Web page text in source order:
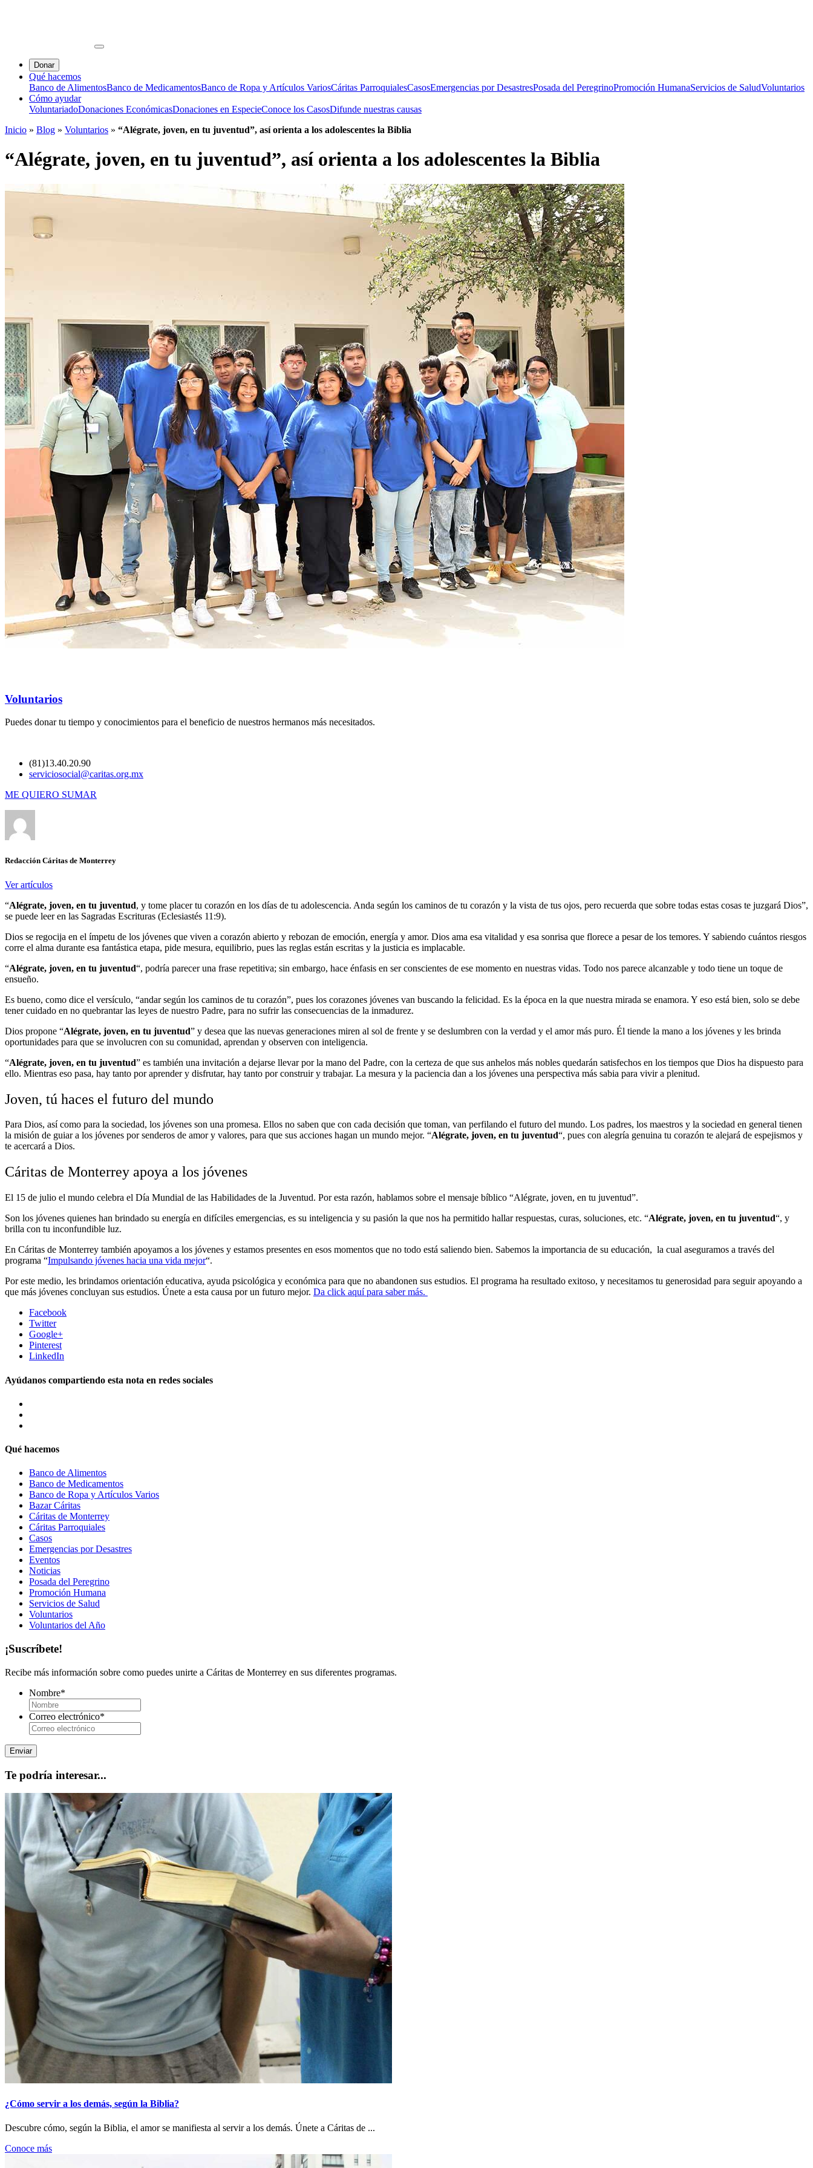
Donar
Qué hacemos
Banco de AlimentosBanco de MedicamentosBanco de Ropa y Artículos VariosCáritas ParroquialesCasosEmergencias por DesastresPosada del PeregrinoPromoción HumanaServicios de SaludVoluntarios
Cómo ayudar
VoluntariadoDonaciones EconómicasDonaciones en EspecieConoce los CasosDifunde nuestras causas
Inicio » Blog » Voluntarios » “Alégrate, joven, en tu juventud”, así orienta a los adolescentes la Biblia
“Alégrate, joven, en tu juventud”, así orienta a los adolescentes la Biblia
Voluntarios
Puedes donar tu tiempo y conocimientos para el beneficio de nuestros hermanos más necesitados.
(81)13.40.20.90
serviciosocial@caritas.org.mx
ME QUIERO SUMAR
Redacción Cáritas de Monterrey
Ver artículos
“Alégrate, joven, en tu juventud, y tome placer tu corazón en los días de tu adolescencia. Anda según los caminos de tu corazón y la vista de tus ojos, pero recuerda que sobre todas estas cosas te juzgará Dios”,
se puede leer en las Sagradas Escrituras (Eclesiastés 11:9).
Dios se regocija en el ímpetu de los jóvenes que viven a corazón abierto y rebozan de emoción, energía y amor. Dios ama esa vitalidad y esa sonrisa que florece a pesar de los temores. Y sabiendo cuántos riesgos
corre el alma durante esa fantástica etapa, pide mesura, equilibrio, pues las reglas están escritas y la justicia es implacable.
“Alégrate, joven, en tu juventud“, podría parecer una frase repetitiva; sin embargo, hace énfasis en ser conscientes de ese momento en nuestras vidas. Todo nos parece alcanzable y todo tiene un toque de
ensueño.
Es bueno, como dice el versículo, “andar según los caminos de tu corazón”, pues los corazones jóvenes van buscando la felicidad. Es la época en la que nuestra mirada se enamora. Y eso está bien, solo se debe
tener cuidado en no quebrantar las leyes de nuestro Padre, para no sufrir las consecuencias de la inmadurez.
Dios propone “Alégrate, joven, en tu juventud” y desea que las nuevas generaciones miren al sol de frente y se deslumbren con la verdad y el amor más puro. Él tiende la mano a los jóvenes y les brinda
oportunidades para que se involucren con su comunidad, aprendan y observen con inteligencia.
“Alégrate, joven, en tu juventud” es también una invitación a dejarse llevar por la mano del Padre, con la certeza de que sus anhelos más nobles quedarán satisfechos en los tiempos que Dios ha dispuesto para
ello. Mientras eso pasa, hay tanto por aprender y disfrutar, hay tanto por construir y trabajar. La mesura y la paciencia dan a los jóvenes una perspectiva más sabia para vivir a plenitud.
Joven, tú haces el futuro del mundo
Para Dios, así como para la sociedad, los jóvenes son una promesa. Ellos no saben que con cada decisión que toman, van perfilando el futuro del mundo. Los padres, los maestros y la sociedad en general tienen
la misión de guiar a los jóvenes por senderos de amor y valores, para que sus acciones hagan un mundo mejor. “Alégrate, joven, en tu juventud“, pues con alegría genuina tu corazón te alejará de espejismos y
te acercará a Dios.
Cáritas de Monterrey apoya a los jóvenes
El 15 de julio el mundo celebra el Día Mundial de las Habilidades de la Juventud. Por esta razón, hablamos sobre el mensaje bíblico “Alégrate, joven, en tu juventud”.
Son los jóvenes quienes han brindado su energía en difíciles emergencias, es su inteligencia y su pasión la que nos ha permitido hallar respuestas, curas, soluciones, etc. “Alégrate, joven, en tu juventud“, y
brilla con tu inconfundible luz.
En Cáritas de Monterrey también apoyamos a los jóvenes y estamos presentes en esos momentos que no todo está saliendo bien. Sabemos la importancia de su educación, la cual aseguramos a través del
programa “Impulsando jóvenes hacia una vida mejor“.
Por este medio, les brindamos orientación educativa, ayuda psicológica y económica para que no abandonen sus estudios. El programa ha resultado exitoso, y necesitamos tu generosidad para seguir apoyando a
que más jóvenes concluyan sus estudios. Únete a esta causa por un futuro mejor. Da click aquí para saber más.
Facebook
Twitter
Google+
Pinterest
LinkedIn
Ayúdanos compartiendo esta nota en redes sociales
Qué hacemos
Banco de Alimentos
Banco de Medicamentos
Banco de Ropa y Artículos Varios
Bazar Cáritas
Cáritas de Monterrey
Cáritas Parroquiales
Casos
Emergencias por Desastres
Eventos
Noticias
Posada del Peregrino
Promoción Humana
Servicios de Salud
Voluntarios
Voluntarios del Año
¡Suscríbete!
Recibe más información sobre como puedes unirte a Cáritas de Monterrey en sus diferentes programas.
Nombre*
Correo electrónico*
Te podría interesar...
¿Cómo servir a los demás, según la Biblia?
Descubre cómo, según la Biblia, el amor se manifiesta al servir a los demás. Únete a Cáritas de ...
Conoce más